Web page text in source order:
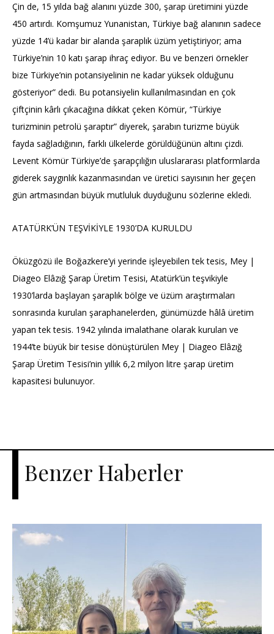
Çin de, 15 yılda bağ alanını yüzde 300, şarap üretimini yüzde
450 artırdı. Komşumuz Yunanistan, Türkiye bağ alanının sadece
yüzde 14’ü kadar bir alanda şaraplık üzüm yetiştiriyor; ama
Türkiye’nin 10 katı şarap ihraç ediyor. Bu ve benzeri örnekler
bize Türkiye’nin potansiyelinin ne kadar yüksek olduğunu
gösteriyor” dedi. Bu potansiyelin kullanılmasından en çok
çiftçinin kârlı çıkacağına dikkat çeken Kömür, “Türkiye
turizminin petrolü şaraptır” diyerek, şarabın turizme büyük
fayda sağladığının, farklı ülkelerde görüldüğünün altını çizdi.
Levent Kömür Türkiye’de şarapçılığın uluslararası platformlarda
giderek saygınlık kazanmasından ve üretici sayısının her geçen
gün artmasından büyük mutluluk duyduğunu sözlerine ekledi.
ATATÜRK’ÜN TEŞVİKİYLE 1930’DA KURULDU
Öküzgözü ile Boğazkere’yi yerinde işleyebilen tek tesis, Mey |
Diageo Elâzığ Şarap Üretim Tesisi, Atatürk’ün teşvikiyle
1930’larda başlayan şaraplık bölge ve üzüm araştırmaları
sonrasında kurulan şaraphanelerden, günümüzde hâlâ üretim
yapan tek tesis. 1942 yılında imalathane olarak kurulan ve
1944’te büyük bir tesise dönüştürülen Mey | Diageo Elâzığ
Şarap Üretim Tesisi’nin yıllık 6,2 milyon litre şarap üretim
kapasitesi bulunuyor.
Benzer Haberler